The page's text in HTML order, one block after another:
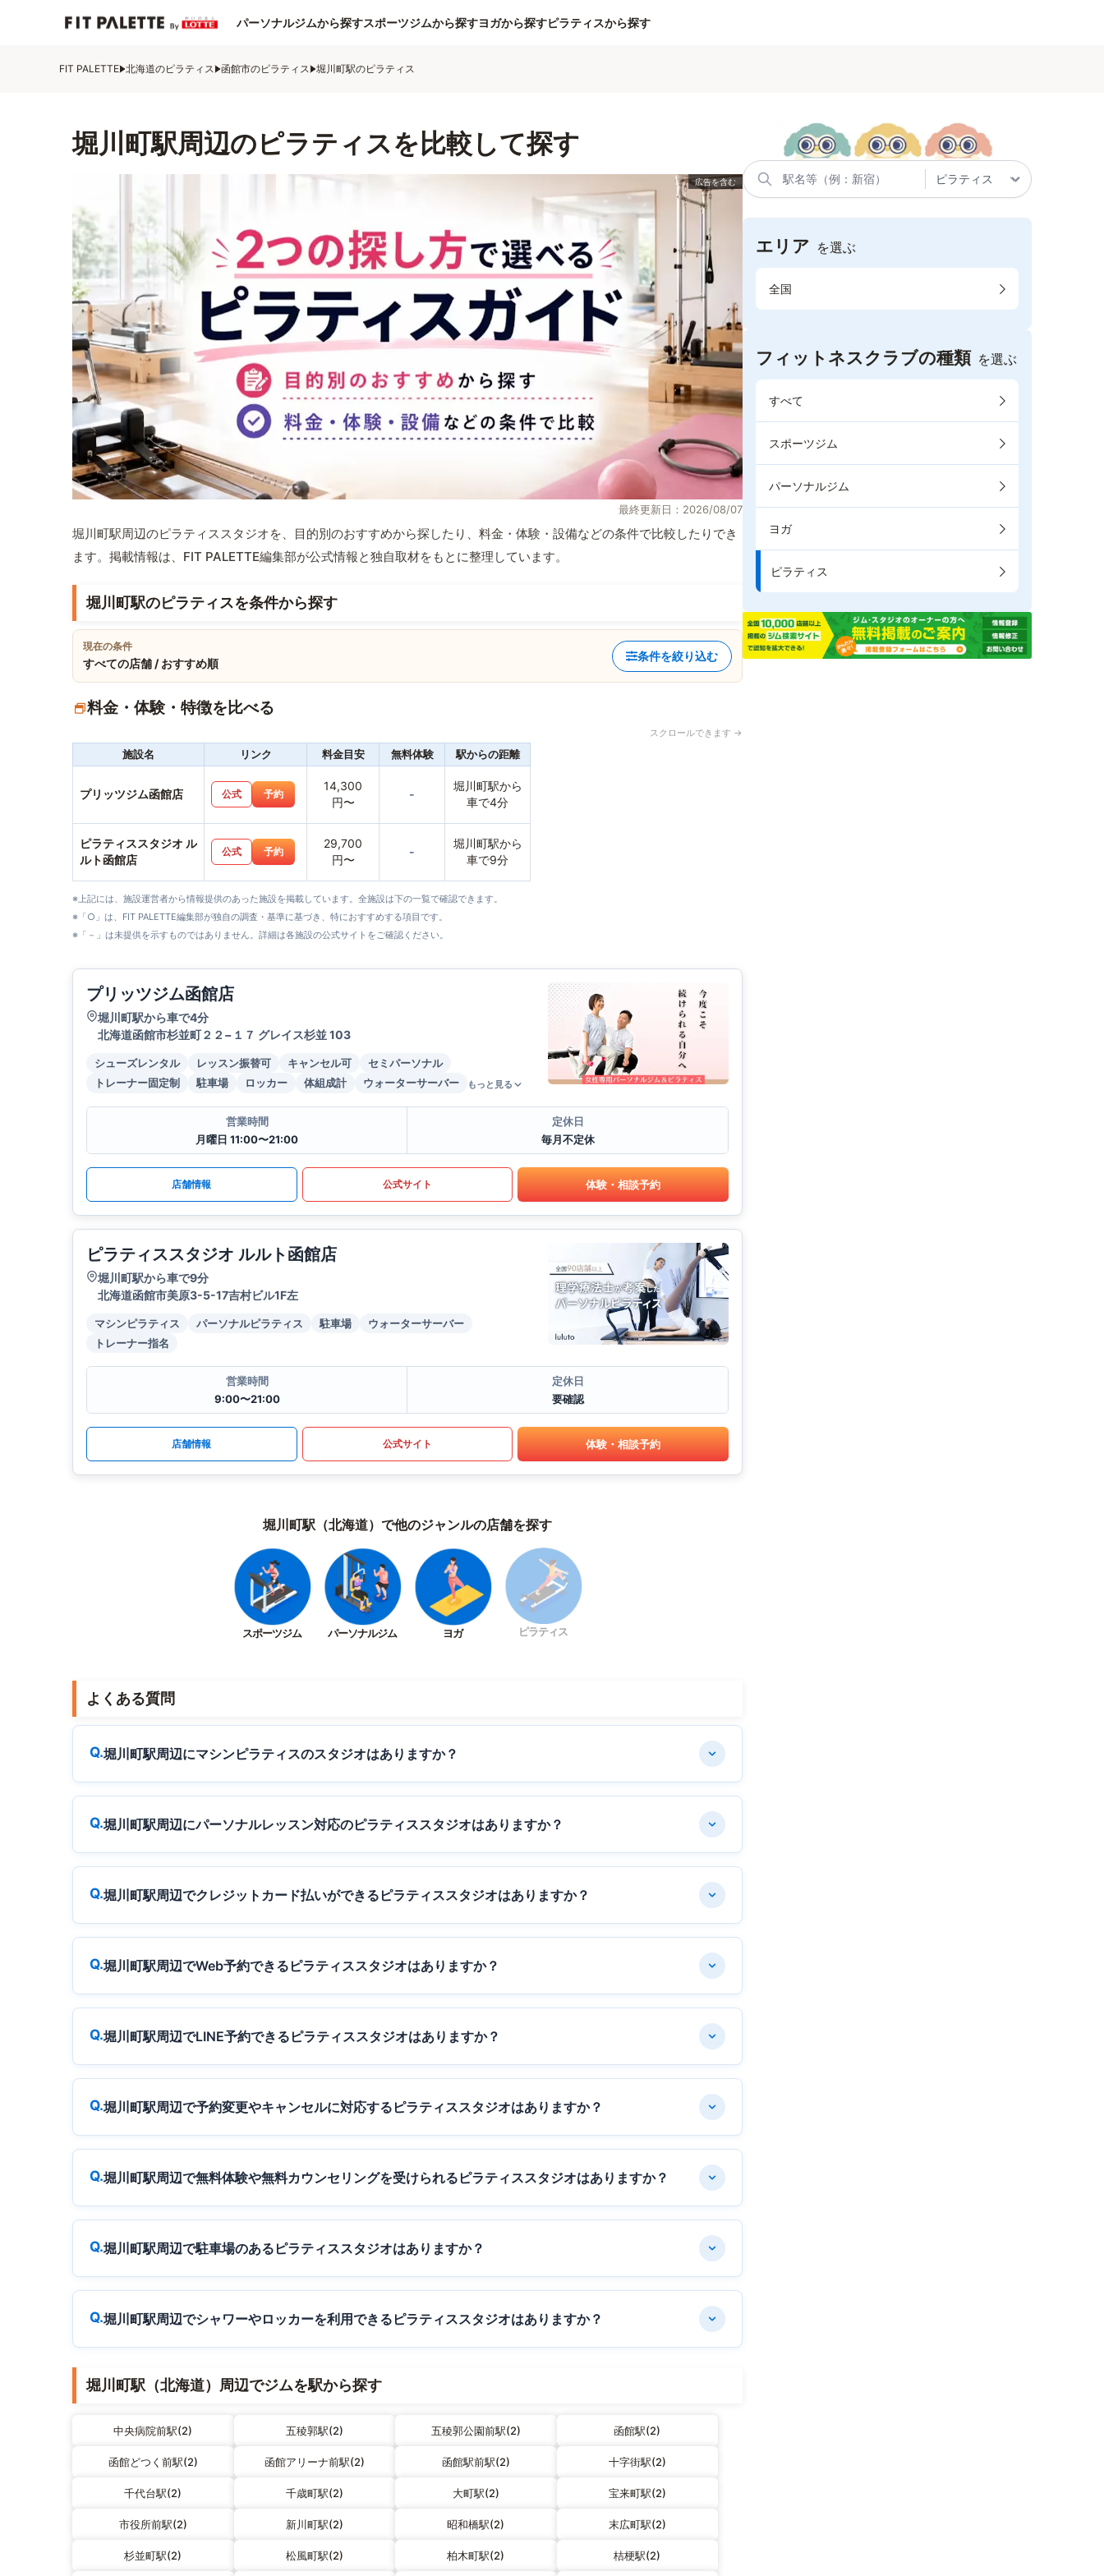
パーソナルジムから探すスポーツジムから探すヨガから探すピラティスから探す
FIT PALETTE 北海道のピラティス 函館市のピラティス 堀川町駅のピラティス
堀川町駅周辺のピラティスを比較して探す
最終更新日：2026/08/07
堀川町駅周辺のピラティススタジオを、目的別のおすすめから探したり、料金・体験・設備などの条件で比較したりでき
ます。掲載情報は、FIT PALETTE編集部が公式情報と独自取材をもとに整理しています。
堀川町駅のピラティスを条件から探す
現在の条件
すべての店舗 / おすすめ順
条件を絞り込む
料金・体験・特徴を比べる
スクロールできます →
施設名 リンク 料金目安 無料体験 駅からの距離
プリッツジム函館店 公式 予約
14,300
円〜
-
堀川町駅から
車で4分
ピラティススタジオ ル
ルト函館店
公式 予約
29,700
円〜
-
堀川町駅から
車で9分
※上記には、施設運営者から情報提供のあった施設を掲載しています。全施設は下の一覧で確認できます。
※「○」は、FIT PALETTE編集部が独自の調査・基準に基づき、特におすすめする項目です。
※「－」は未提供を示すものではありません。詳細は各施設の公式サイトをご確認ください。
プリッツジム函館店
堀川町駅から車で4分
北海道函館市杉並町２２−１７ グレイス杉並 103
シューズレンタル レッスン振替可 キャンセル可
セミパーソナル
トレーナー固定制
駐車場 ロッカー 体組成計 ウォーターサーバー もっと見る
営業時間
月曜日 11:00〜21:00
定休日
毎月不定休
店舗情報 公式サイト 体験・相談予約
ピラティススタジオ ルルト函館店
堀川町駅から車で9分
北海道函館市美原3-5-17吉村ビル1F左
マシンピラティス パーソナルピラティス 駐車場
ウォーターサーバー
トレーナー指名
営業時間
9:00〜21:00
定休日
要確認
店舗情報 公式サイト 体験・相談予約
堀川町駅（北海道）で他のジャンルの店舗を探す
スポーツジム パーソナルジム ヨガ ピラティス
よくある質問
堀川町駅周辺にマシンピラティスのスタジオはありますか？
堀川町駅周辺にパーソナルレッスン対応のピラティススタジオはありますか？
堀川町駅周辺でクレジットカード払いができるピラティススタジオはありますか？
堀川町駅周辺でWeb予約できるピラティススタジオはありますか？
堀川町駅周辺でLINE予約できるピラティススタジオはありますか？
堀川町駅周辺で予約変更やキャンセルに対応するピラティススタジオはありますか？
堀川町駅周辺で無料体験や無料カウンセリングを受けられるピラティススタジオはありますか？
堀川町駅周辺で駐車場のあるピラティススタジオはありますか？
堀川町駅周辺でシャワーやロッカーを利用できるピラティススタジオはありますか？
堀川町駅（北海道）周辺でジムを駅から探す
中央病院前駅(2) 五稜郭駅(2) 五稜郭公園前駅(2) 函館駅(2)
函館どつく前駅(2) 函館アリーナ前駅(2) 函館駅前駅(2) 十字街駅(2)
千代台駅(2) 千歳町駅(2) 大町駅(2) 宝来町駅(2)
市役所前駅(2) 新川町駅(2) 昭和橋駅(2) 末広町駅(2)
杉並町駅(2) 松風町駅(2) 柏木町駅(2) 桔梗駅(2)
エリア を選ぶ
全国
フィットネスクラブの種類 を選ぶ
すべて
スポーツジム
パーソナルジム
ヨガ
ピラティス